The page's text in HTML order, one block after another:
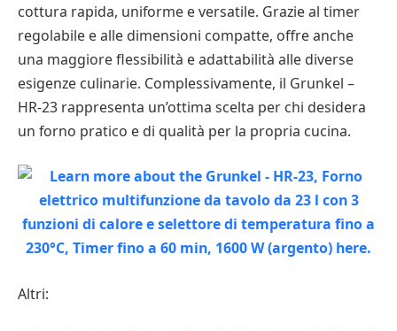
cottura rapida, uniforme e versatile. Grazie al timer
regolabile e alle dimensioni compatte, offre anche
una maggiore flessibilità e adattabilità alle diverse
esigenze culinarie. Complessivamente, il Grunkel –
HR-23 rappresenta un’ottima scelta per chi desidera
un forno pratico e di qualità per la propria cucina.
Altri: